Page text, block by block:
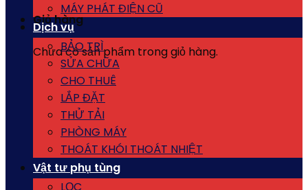
Giỏ hàng
Chưa có sản phẩm trong giỏ hàng.
MÁY PHÁT ĐIỆN CŨ
Dịch vụ
BẢO TRÌ
SỬA CHỮA
CHO THUÊ
LẮP ĐẶT
THỬ TẢI
PHÒNG MÁY
THOÁT KHÓI THOÁT NHIỆT
Vật tư phụ tùng